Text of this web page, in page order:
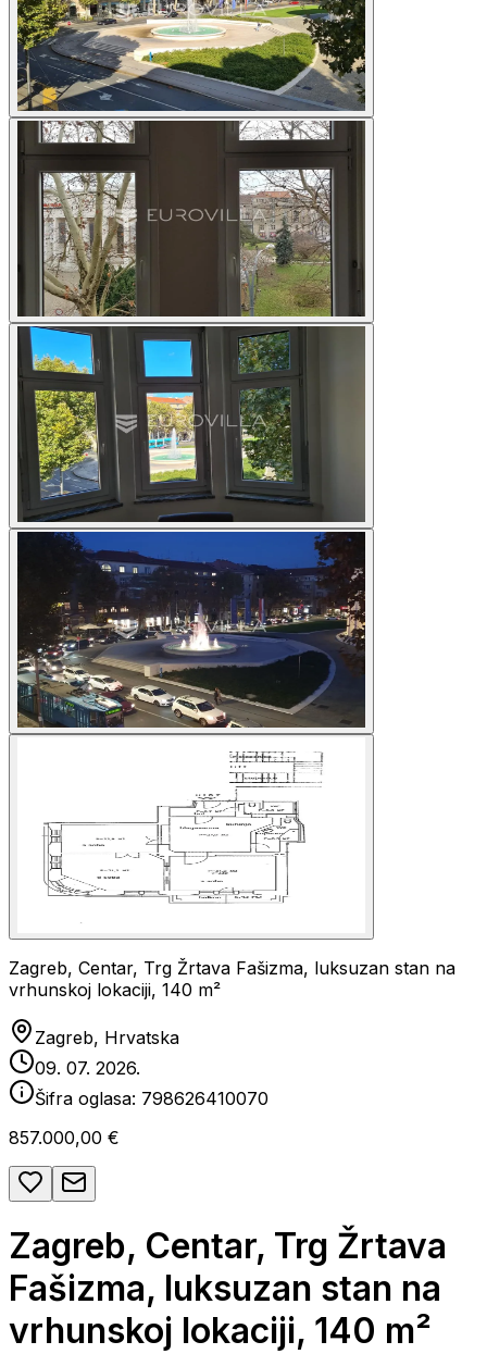
Zagreb, Centar, Trg Žrtava Fašizma, luksuzan stan na
vrhunskoj lokaciji, 140 m²
Zagreb, Hrvatska
09. 07. 2026.
Šifra oglasa: 798626410070
857.000,00 €
Zagreb, Centar, Trg Žrtava
Fašizma, luksuzan stan na
vrhunskoj lokaciji, 140 m²